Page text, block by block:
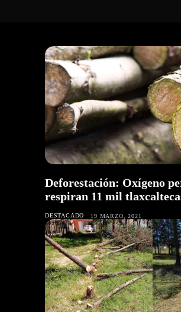
Deforestación: Oxígeno
respiran 11 mil
DESTACADO 19 MARZO, 2021